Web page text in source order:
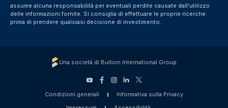
assume alcuna responsabilità per eventuali perdite causate dall'utilizzo
delle informazioni fornite. Si consiglia di effettuare le proprie ricerche
prima di prendere qualsiasi decisione di investimento.
Una società di Bullion International Group
Condizioni generali
Informativa sulla Privacy